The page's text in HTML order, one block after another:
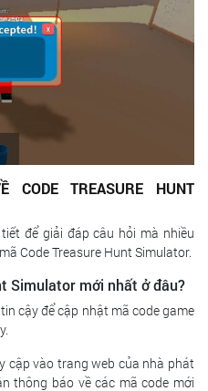
TREASURE HUNT
để giải đáp câu hỏi mà nhiều
Code Treasure Hunt Simulator.
Simulator mới nhất ở đâu?
cậy để cập nhật mã code game
cập vào trang web của nhà phát
thông báo về các mã code mới